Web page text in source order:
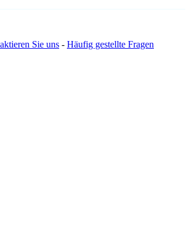
Sie uns - Häufig gestellte Fragen